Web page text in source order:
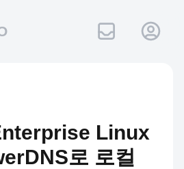
Linux
로 로컬